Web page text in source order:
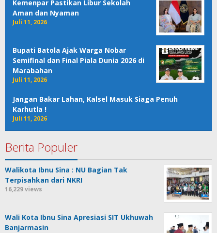
Kemenpar Pastikan Libur Sekolah
Aman dan Nyaman
Juli 11, 2026
Bupati Batola Ajak Warga Nobar
Semifinal dan Final Piala Dunia 2026 di
Marabahan
Juli 11, 2026
Jangan Bakar Lahan, Kalsel Masuk Siaga Penuh
Karhutla !
Juli 11, 2026
Berita Populer
Walikota Ibnu Sina : NU Bagian Tak
Terpisahkan dari NKRI
16,229 views
Wali Kota Ibnu Sina Apresiasi SIT Ukhuwah
Banjarmasin